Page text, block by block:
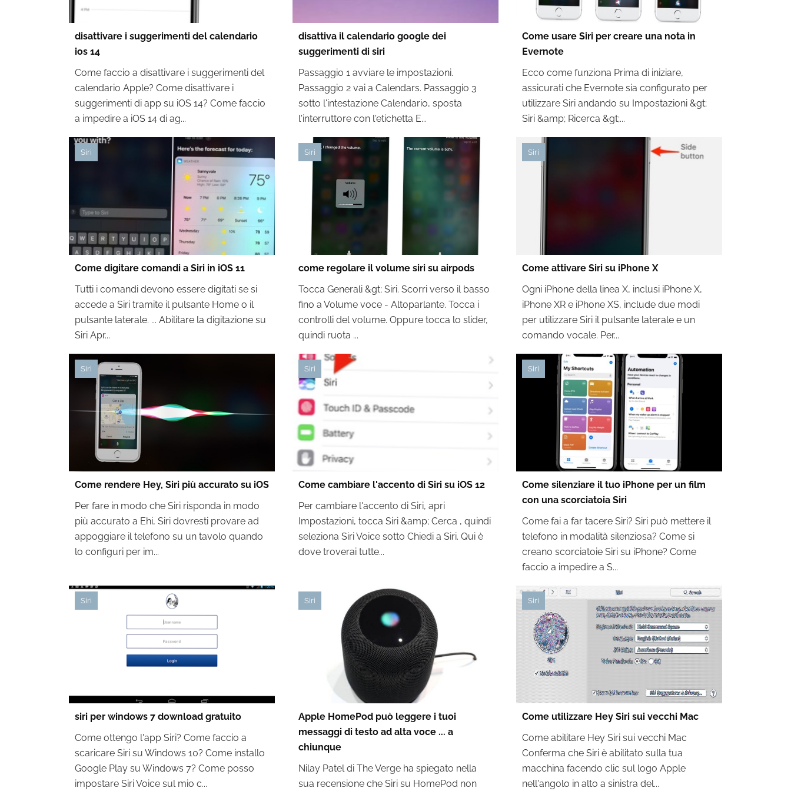
disattivare i suggerimenti del calendario
ios 14
Come faccio a disattivare i suggerimenti del
calendario Apple? Come disattivare i
suggerimenti di app su iOS 14? Come faccio
a impedire a iOS 14 di ag...
disattiva il calendario google dei
suggerimenti di siri
Passaggio 1 avviare le impostazioni.
Passaggio 2 vai a Calendars. Passaggio 3
sotto l'intestazione Calendario, sposta
l'interruttore con l'etichetta E...
Come usare Siri per creare una nota in
Evernote
Ecco come funziona Prima di iniziare,
assicurati che Evernote sia configurato per
utilizzare Siri andando su Impostazioni &gt;
Siri &amp; Ricerca &gt;...
Siri
Come digitare comandi a Siri in iOS 11
Tutti i comandi devono essere digitati se si
accede a ‌Siri‌ tramite il pulsante Home o il
pulsante laterale. ... Abilitare la digitazione su
Siri Apr...
Siri
come regolare il volume siri su airpods
Tocca Generali &gt; Siri. Scorri verso il basso
fino a Volume voce - Altoparlante. Tocca i
controlli del volume. Oppure tocca lo slider,
quindi ruota ...
Siri
Come attivare Siri su iPhone X
Ogni iPhone della linea X, inclusi iPhone X,
iPhone XR e iPhone XS, include due modi
per utilizzare Siri il pulsante laterale e un
comando vocale. Per...
Siri
Come rendere Hey, Siri più accurato su iOS
Per fare in modo che Siri risponda in modo
più accurato a Ehi, Siri dovresti provare ad
appoggiare il telefono su un tavolo quando
lo configuri per im...
Siri
Come cambiare l'accento di Siri su iOS 12
Per cambiare l'accento di Siri, apri
Impostazioni, tocca Siri &amp; Cerca , quindi
seleziona Siri Voice sotto Chiedi a Siri. Qui è
dove troverai tutte...
Siri
Come silenziare il tuo iPhone per un film
con una scorciatoia Siri
Come fai a far tacere Siri? Siri può mettere il
telefono in modalità silenziosa? Come si
creano scorciatoie Siri su iPhone? Come
faccio a impedire a S...
Siri
siri per windows 7 download gratuito
Come ottengo l'app Siri? Come faccio a
scaricare Siri su Windows 10? Come installo
Google Play su Windows 7? Come posso
impostare Siri Voice sul mio c...
Siri
Apple HomePod può leggere i tuoi
messaggi di testo ad alta voce ... a
chiunque
Nilay Patel di The Verge ha spiegato nella
sua recensione che Siri su HomePod non
Siri
Come utilizzare Hey Siri sui vecchi Mac
Come abilitare Hey Siri sui vecchi Mac
Conferma che Siri è abilitato sulla tua
macchina facendo clic sul logo Apple
nell'angolo in alto a sinistra del...